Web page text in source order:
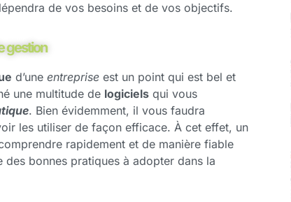
de vos besoins et de vos objectifs.
gestion​
d’une entreprise est un point qui est bel et
une multitude de logiciels qui vous
. Bien évidemment, il vous faudra
les utiliser de façon efficace. À cet effet, un
rapidement et de manière fiable
des bonnes pratiques à adopter dans la